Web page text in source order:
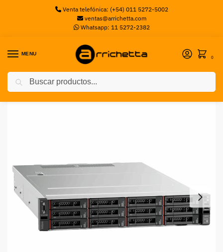
Venta telefónica: (+54) 011 5272-5002
ventas@arrichetta.com
Whatsapp: 11 5272-2382
MENU
0
Inicio Servidores / Servidor Lenovo ThinkSystem SR590, Intel® Xeon® Silver 4214, 32GB Ram